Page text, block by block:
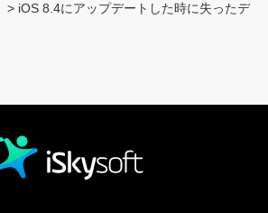
> iOS 8.4にアップデートした時に失ったデ